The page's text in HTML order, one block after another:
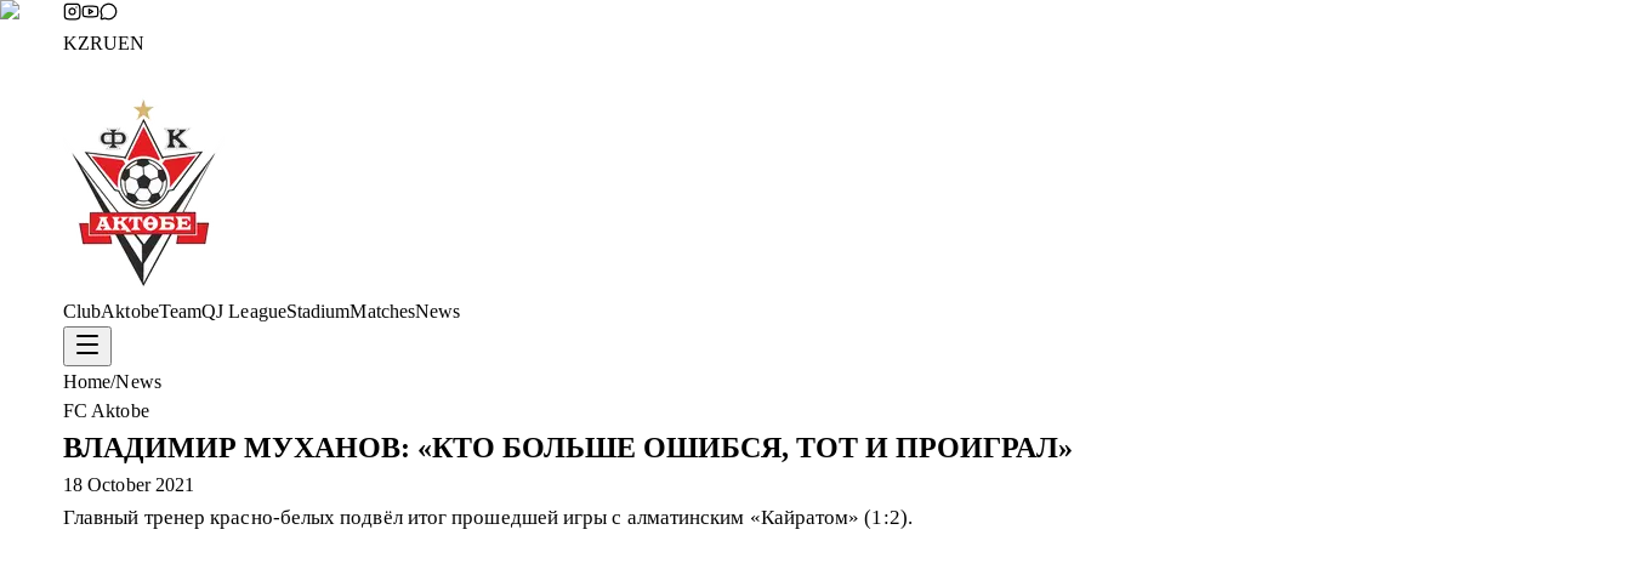
KZRUEN
ClubAktobeTeamQJ LeagueStadiumMatchesNews
Home/News
FC Aktobe
ВЛАДИМИР МУХАНОВ: «КТО БОЛЬШЕ ОШИБСЯ, ТОТ И ПРОИГРАЛ»
18 October 2021
Главный тренер красно-белых подвёл итог прошедшей игры с алматинским «Кайратом» (1:2).